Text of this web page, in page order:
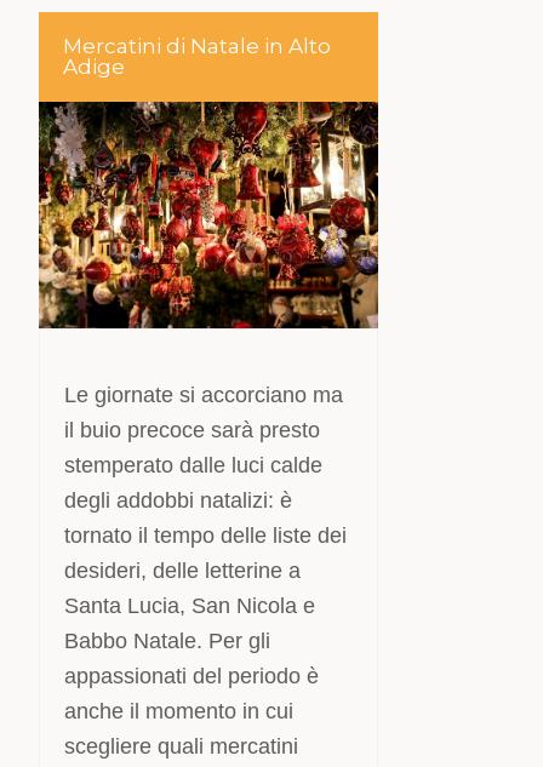
Mercatini di Natale in Alto
Adige
Le giornate si accorciano ma
il buio precoce sarà presto
stemperato dalle luci calde
degli addobbi natalizi: è
tornato il tempo delle liste dei
desideri, delle letterine a
Santa Lucia, San Nicola e
Babbo Natale. Per gli
appassionati del periodo è
anche il momento in cui
scegliere quali mercatini